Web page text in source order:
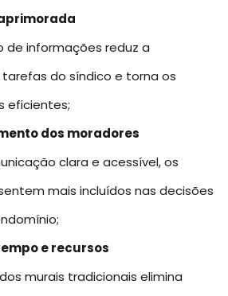
de informações reduz a
do síndico e torna os
eficientes;
dos moradores
clara e acessível, os
mais incluídos nas decisões
e recursos
murais tradicionais elimina